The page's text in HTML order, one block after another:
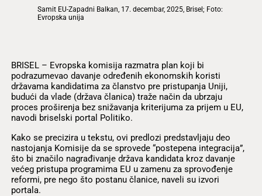
Samit EU-Zapadni Balkan, 17. decembar, 2025, Brisel; Foto:
Evropska unija
BRISEL – Evropska komisija razmatra plan koji bi
podrazumevao davanje određenih ekonomskih koristi
državama kandidatima za članstvo pre pristupanja Uniji,
budući da vlade (država članica) traže način da ubrzaju
proces proširenja bez snižavanja kriterijuma za prijem u EU,
navodi briselski portal Politiko.
Kako se precizira u tekstu, ovi predlozi predstavljaju deo
nastojanja Komisije da se sprovede “postepena integracija”,
što bi značilo nagrađivanje država kandidata kroz davanje
većeg pristupa programima EU u zamenu za sprovođenje
reformi, pre nego što postanu članice, naveli su izvori
portala.